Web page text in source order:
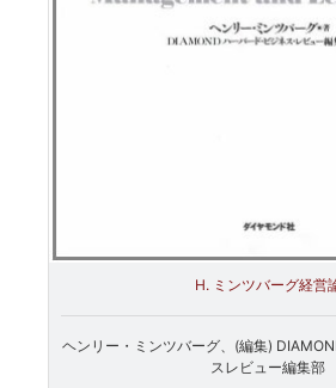
H. ミンツバーグ経営
ヘンリー・ミンツバーグ、(編集)
スレビュー編集部